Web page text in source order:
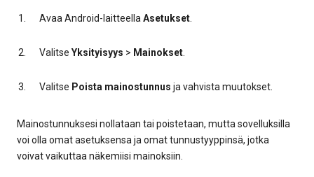
Avaa Android-laitteellaAsetukset.
Valitse Yksityisyys > Mainokset.
Valitse Poista mainostunnus ja vahvista muutokset.
Mainostunnuksesi nollataan tai poistetaan, mutta sovelluksilla
voi olla omat asetuksensa ja omat tunnustyyppinsä, jotka
voivat vaikuttaa näkemiisi mainoksiin.